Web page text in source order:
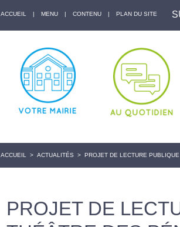
ACCUEIL | MENU | CONTENU | PLAN DU SITE
ACCUEIL > ACTUALITÉS > PROJET DE LECTURE
PROJET DE